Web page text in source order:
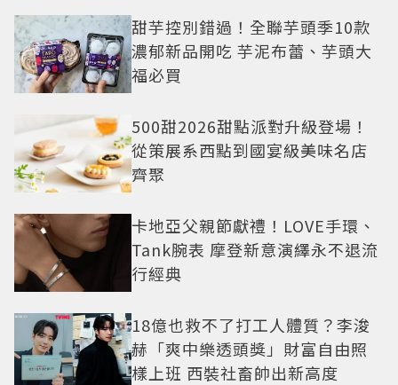
甜芋控別錯過！全聯芋頭季10款
濃郁新品開吃 芋泥布蕾、芋頭大
福必買
500甜2026甜點派對升級登場！
從策展系西點到國宴級美味名店
齊聚
卡地亞父親節獻禮！LOVE手環、
Tank腕表 摩登新意演繹永不退流
行經典
18億也救不了打工人體質？李浚
赫「爽中樂透頭獎」財富自由照
樣上班 西裝社畜帥出新高度